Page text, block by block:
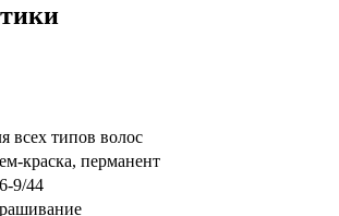
всех типов волос
краска, перманент
9/44